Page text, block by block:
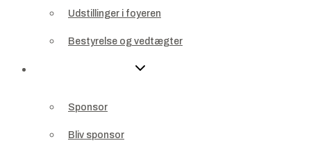
For virksomheder
Udlejning
Info
Udstillinger i foyeren
Bestyrelse og vedtægter
Sponsor
Bliv sponsor